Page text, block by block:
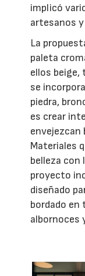
implicó
artesanos
La
paleta
ellos beige,
se
piedra,
es crear
envejezcan
Materiales
belleza con
proyecto
diseñado
bordado
albornoces